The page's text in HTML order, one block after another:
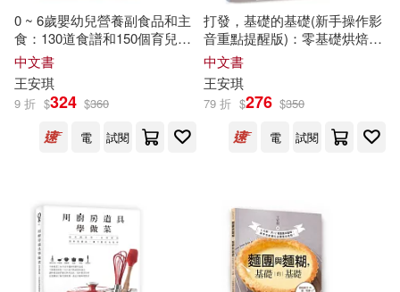
王安琪、洪嘉妤(1)
王安琪（主編）(1)
王安琪，戴瑩瑩（主編）(1)
王安琪，王亞麗，段瑞(1)
王希群，董瓊，宋維峰，王安琪，
郭保香(1)
中國經濟出版社(1)
五洲傳播出版社(1)
文心出版社(1)
時代文藝出版社(1)
現在可購買商品(33)
作者/演唱/譯/編/繪(94)
價格
範圍
-
0 ~ 6歲嬰幼兒營養副食品和主
食：130道食譜和150個育兒手
札、貼心叮嚀
中文書
王安琪
9 折 $324 $360
電
試閱
打發，基礎的基礎(新手操作影
音重點提醒版)：零基礎烘焙的
第一堂課：鮮奶油、奶油、雞
蛋、乳酪基本技法與糕點
中文書
王安琪
79 折 $276 $350
電
試閱